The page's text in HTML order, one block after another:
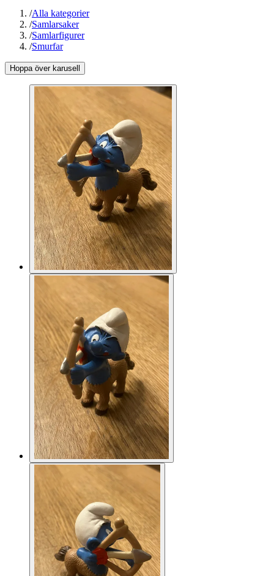
/Alla kategorier
/Samlarsaker
/Samlarfigurer
/Smurfar
Hoppa över karusell